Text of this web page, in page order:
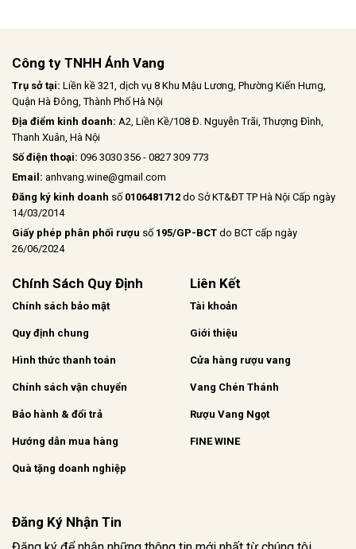
Công ty TNHH Ánh Vang
Trụ sở tại: Liền kề 321, dịch vụ 8 Khu Mậu Lương, Phường Kiến Hưng,
Quận Hà Đông, Thành Phố Hà Nội
Địa điểm kinh doanh: A2, Liền Kề/108 Đ. Nguyễn Trãi, Thượng Đình,
Thanh Xuân, Hà Nội
Số điện thoại: 096 3030 356 - 0827 309 773
Email: anhvang.wine@gmail.com
Đăng ký kinh doanh số 0106481712 do Sở KT&ĐT TP Hà Nội Cấp ngày
14/03/2014
Giấy phép phân phối rượu số 195/GP-BCT do BCT cấp ngày
26/06/2024
Chính Sách Quy Định
Chính sách bảo mật
Quy định chung
Hình thức thanh toán
Chính sách vận chuyển
Bảo hành & đổi trả
Hướng dẫn mua hàng
Quà tặng doanh nghiệp
Liên Kết
Tài khoản
Giới thiệu
Cửa hàng rượu vang
Vang Chén Thánh
Rượu Vang Ngọt
FINE WINE
Đăng Ký Nhận Tin